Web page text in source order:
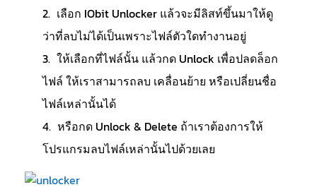
เลือก IObit Unlocker แล้วจะมีลิสท์ขึ้นมาให้ดู
ว่าที่ลบไม่ได้เป็นเพราะไฟล์ตัวใดทำงานอยู่
ให้เลือกที่ไฟล์นั้น แล้วกด Unlock เพื่อปลดล็อก
ไฟล์ ให้เราสามารถลบ เคลื่อนย้าย หรือเปลี่ยนชื่อ
ไฟล์เหล่านั้นได้
หรือกด Unlock & Delete ถ้าเราต้องการให้
โปรแกรมลบไฟล์เหล่านั้นไปด้วยเลย